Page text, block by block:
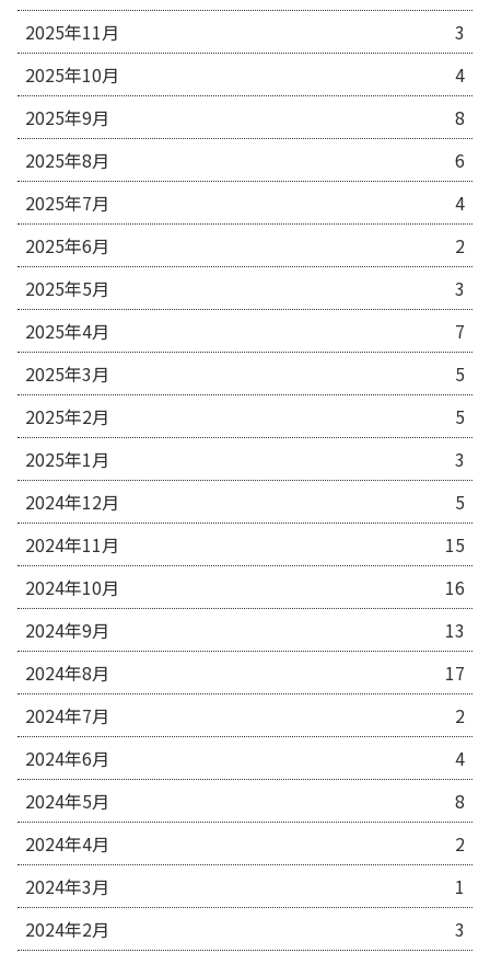
2025年11月
3
2025年10月
4
2025年9月
8
2025年8月
6
2025年7月
4
2025年6月
2
2025年5月
3
2025年4月
7
2025年3月
5
2025年2月
5
2025年1月
3
2024年12月
5
2024年11月
15
2024年10月
16
2024年9月
13
2024年8月
17
2024年7月
2
2024年6月
4
2024年5月
8
2024年4月
2
2024年3月
1
2024年2月
3